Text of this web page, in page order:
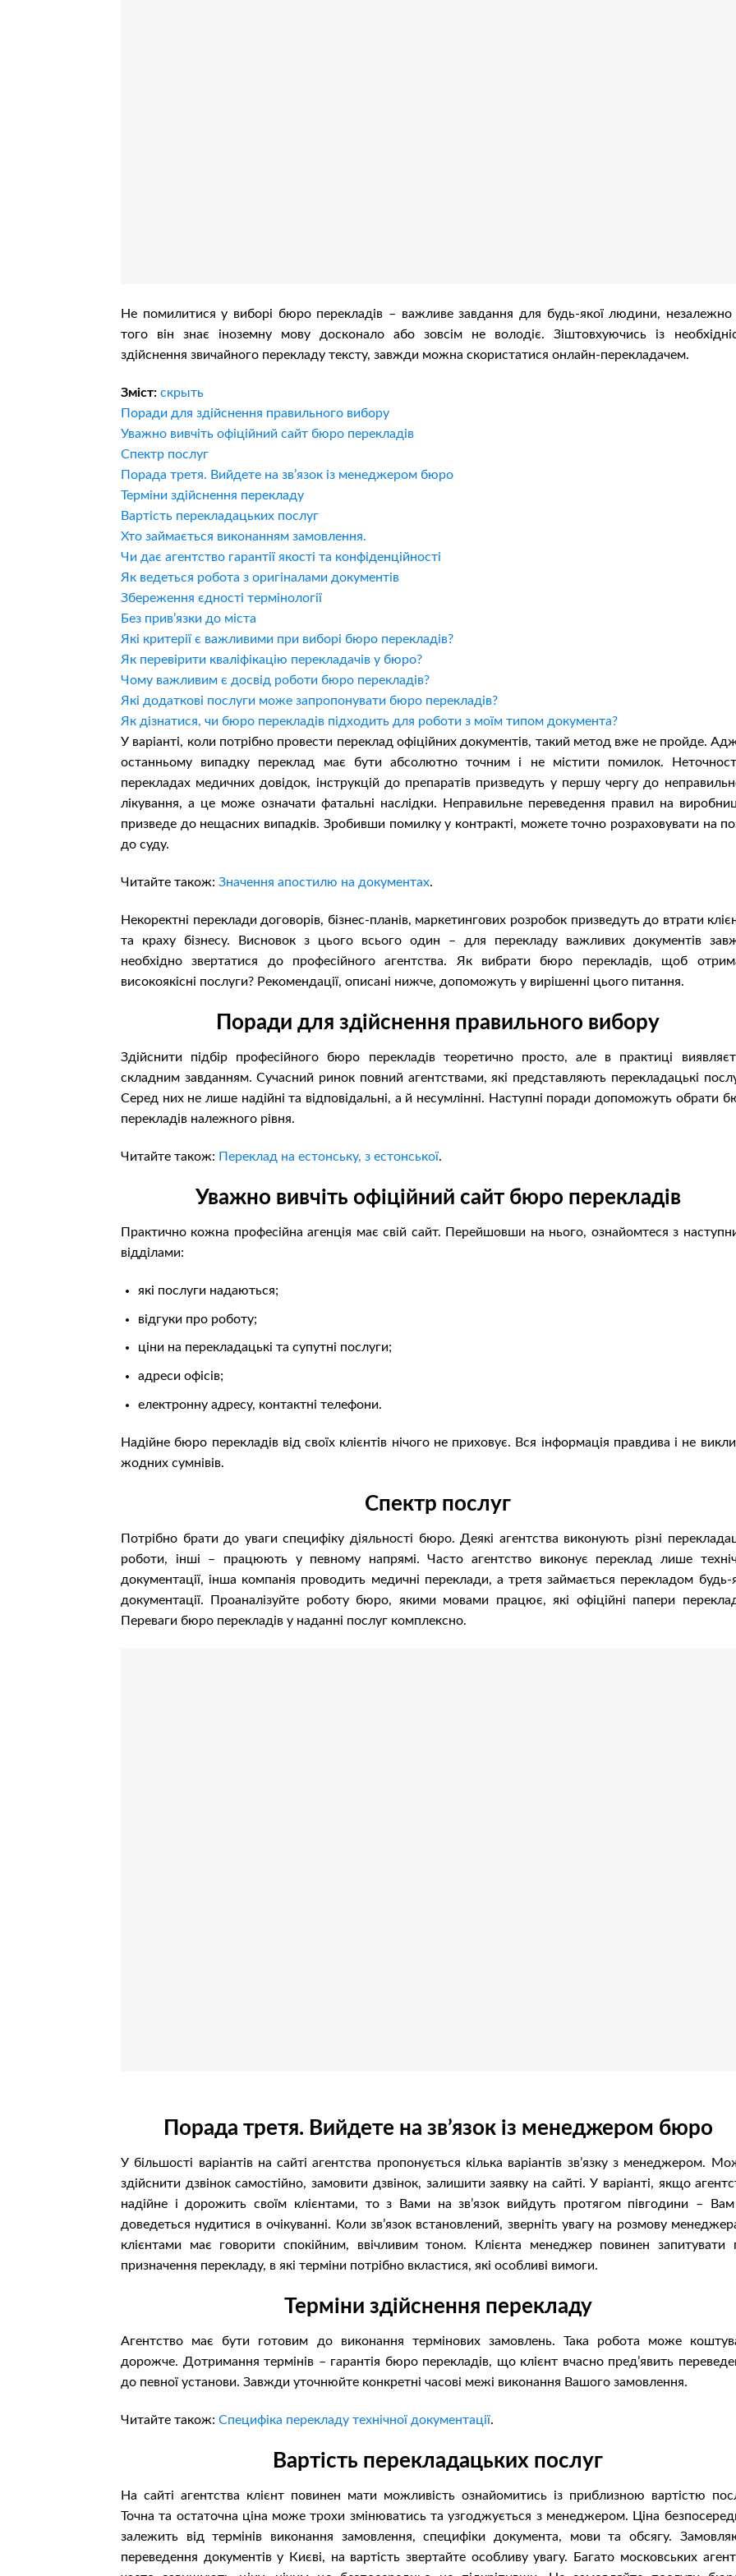
Не помилитися у виборі бюро перекладів – важливе завдання для будь-якої людини, незалежно
того він знає іноземну мову досконало або зовсім не володіє. Зіштовхуючись із
здійснення звичайного перекладу тексту, завжди можна скористатися онлайн-перекладачем.
Зміст: скрыть
Поради для здійснення правильного вибору
Уважно вивчіть офіційний сайт бюро перекладів
Спектр послуг
Порада третя. Вийдете на зв’язок із менеджером бюро
Терміни здійснення перекладу
Вартість перекладацьких послуг
Хто займається виконанням замовлення.
Чи дає агентство гарантії якості та конфіденційності
Як ведеться робота з оригіналами документів
Збереження єдності термінології
Без прив’язки до міста
Які критерії є важливими при виборі бюро перекладів?
Як перевірити кваліфікацію перекладачів у бюро?
Чому важливим є досвід роботи бюро перекладів?
Які додаткові послуги може запропонувати бюро перекладів?
Як дізнатися, чи бюро перекладів підходить для роботи з моїм типом документа?
У варіанті, коли потрібно провести переклад офіційних документів, такий метод вже не пройде.
останньому випадку переклад має бути абсолютно точним і не містити помилок.
перекладах медичних довідок, інструкцій до препаратів призведуть у першу чергу до
лікування, а це може означати фатальні наслідки. Неправильне переведення правил на
призведе до нещасних випадків. Зробивши помилку у контракті, можете точно розраховувати на
до суду.
Читайте також: Значення апостилю на документах.
Некоректні переклади договорів, бізнес-планів, маркетингових розробок призведуть до втрати
та краху бізнесу. Висновок з цього всього один – для перекладу важливих документів
необхідно звертатися до професійного агентства. Як вибрати бюро перекладів, щоб
високоякісні послуги? Рекомендації, описані нижче, допоможуть у вирішенні цього питання.
Поради для здійснення правильного вибору
Здійснити підбір професійного бюро перекладів теоретично просто, але в практиці
складним завданням. Сучасний ринок повний агентствами, які представляють перекладацькі
Серед них не лише надійні та відповідальні, а й несумлінні. Наступні поради допоможуть обрати
перекладів належного рівня.
Читайте також: Переклад на естонську, з естонської.
Уважно вивчіть офіційний сайт бюро перекладів
Практично кожна професійна агенція має свій сайт. Перейшовши на нього, ознайомтеся з
відділами:
які послуги надаються;
відгуки про роботу;
ціни на перекладацькі та супутні послуги;
адреси офісів;
електронну адресу, контактні телефони.
Надійне бюро перекладів від своїх клієнтів нічого не приховує. Вся інформація правдива і не
жодних сумнівів.
Спектр послуг
Потрібно брати до уваги специфіку діяльності бюро. Деякі агентства виконують різні
роботи, інші – працюють у певному напрямі. Часто агентство виконує переклад лише
документації, інша компанія проводить медичні переклади, а третя займається перекладом будь-
документації. Проаналізуйте роботу бюро, якими мовами працює, які офіційні папери
Переваги бюро перекладів у наданні послуг комплексно.
Порада третя. Вийдете на зв’язок із менеджером бюро
У більшості варіантів на сайті агентства пропонується кілька варіантів зв’язку з менеджером.
здійснити дзвінок самостійно, замовити дзвінок, залишити заявку на сайті. У варіанті, якщо
надійне і дорожить своїм клієнтами, то з Вами на зв’язок вийдуть протягом півгодини –
доведеться нудитися в очікуванні. Коли зв’язок встановлений, зверніть увагу на розмову
клієнтами має говорити спокійним, ввічливим тоном. Клієнта менеджер повинен запитувати
призначення перекладу, в які терміни потрібно вкластися, які особливі вимоги.
Терміни здійснення перекладу
Агентство має бути готовим до виконання термінових замовлень. Така робота може
дорожче. Дотримання термінів – гарантія бюро перекладів, що клієнт вчасно пред’явить
до певної установи. Завжди уточнюйте конкретні часові межі виконання Вашого замовлення.
Читайте також: Специфіка перекладу технічної документації.
Вартість перекладацьких послуг
На сайті агентства клієнт повинен мати можливість ознайомитись із приблизною вартістю
Точна та остаточна ціна може трохи змінюватись та узгоджується з менеджером. Ціна
залежить від термінів виконання замовлення, специфіки документа, мови та обсягу.
переведення документів у Києві, на вартість звертайте особливу увагу. Багато московських